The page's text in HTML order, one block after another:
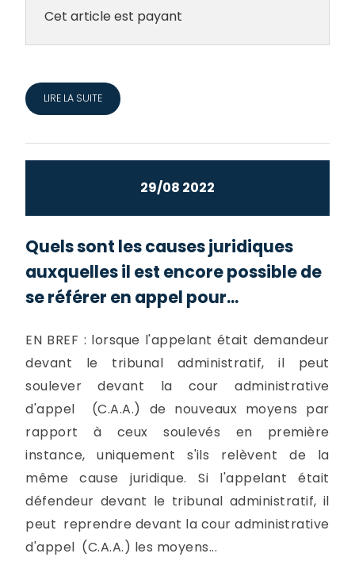
Cet article est payant
LIRE LA SUITE
29/08 2022
Quels sont les causes juridiques
auxquelles il est encore possible de
se référer en appel pour...
EN BREF : lorsque l'appelant était demandeur
devant le tribunal administratif, il peut
soulever devant la cour administrative
d'appel (C.A.A.) de nouveaux moyens par
rapport à ceux soulevés en première
instance, uniquement s'ils relèvent de la
même cause juridique. Si l'appelant était
défendeur devant le tribunal administratif, il
peut reprendre devant la cour administrative
d'appel (C.A.A.) les moyens...